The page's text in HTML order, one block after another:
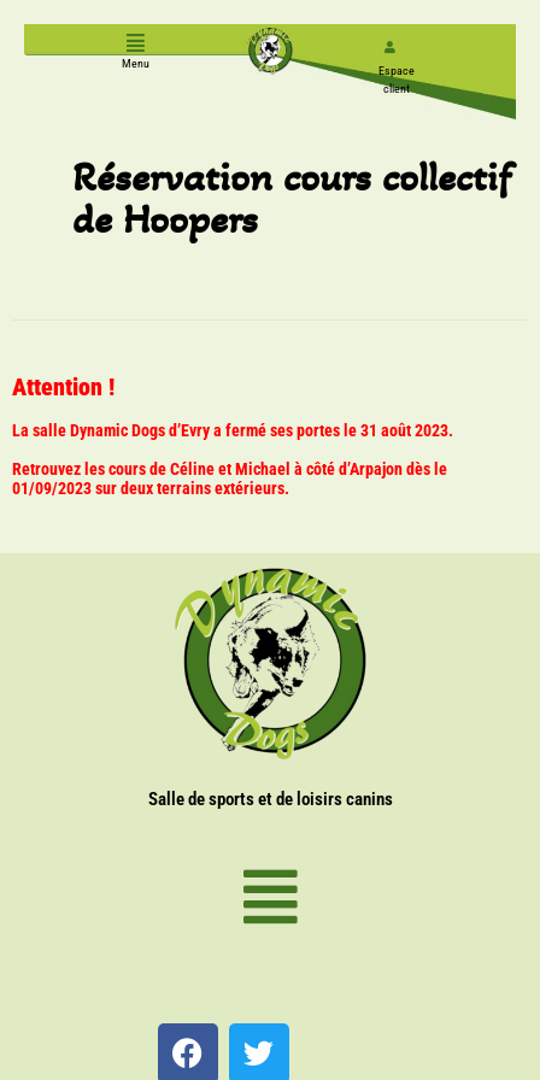
Menu
Espace
client
Réservation cours collectif
de Hoopers
Attention !
La salle Dynamic Dogs d’Evry a fermé ses portes le 31 août 2023.
Retrouvez les cours de Céline et Michael à côté d’Arpajon dès le
01/09/2023 sur deux terrains extérieurs.
Salle de sports et de loisirs canins